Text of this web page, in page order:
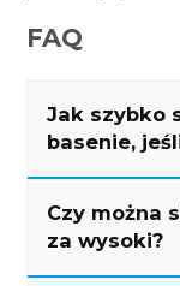
FAQ
Jak szybko
basenie,
Tempo spadku
temperatury
stężenia
od kilkunastu
Czy można
za wysoki?